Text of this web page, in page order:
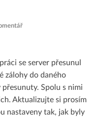
se server přesunul
zálohy do daného
Spolu s nimi
Aktualizujte si prosím
nastaveny tak, jak byly